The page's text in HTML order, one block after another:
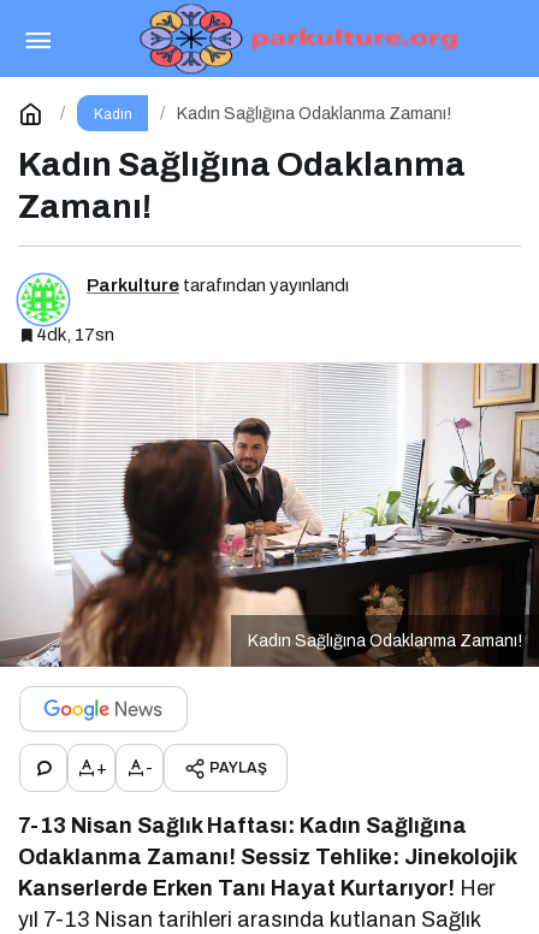
Kadın Kadın Sağlığına Odaklanma Zamanı!
Kadın Sağlığına Odaklanma
Zamanı!
Parkulture tarafından yayınlandı
4dk, 17sn
Kadın Sağlığına Odaklanma Zamanı!
+ - PAYLAŞ
7-13 Nisan Sağlık Haftası: Kadın Sağlığına
Odaklanma Zamanı! Sessiz Tehlike: Jinekolojik
Kanserlerde Erken Tanı Hayat Kurtarıyor! Her
yıl 7-13 Nisan tarihleri arasında kutlanan Sağlık
“Bayan” mı, “Kadın” mı? Dilimizdeki
Görünmeyen Cinsiyet Ayrımı
Yorum Yap